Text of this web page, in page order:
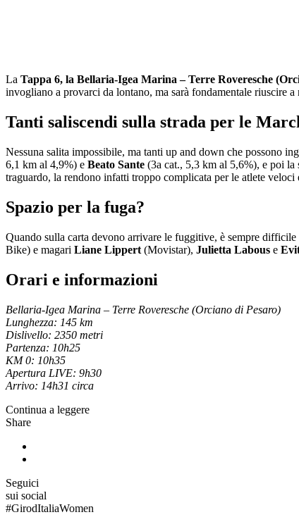
La Tappa 6, la Bellaria-Igea Marina – Terre Roveresche
invogliano a provarci da lontano, ma sarà fondamentale riuscire
Tanti saliscendi sulla strada per le
Nessuna salita impossibile, ma tanti up and down che possono
6,1 km al 4,9%) e Beato Sante (3a cat., 5,3 km al 5,6%), e poi la
traguardo, la rendono infatti troppo complicata per le atlete veloci
Spazio per la fuga?
Quando sulla carta devono arrivare le fuggitive, è sempre
Bike) e magari Liane Lippert (Movistar), Julietta Labous e
Orari e informazioni
Bellaria-Igea Marina – Terre Roveresche (Orciano di Pesaro)
Lunghezza: 145 km
Dislivello: 2350 metri
Partenza: 10h25
KM 0: 10h35
Apertura LIVE: 9h30
Arrivo: 14h31 circa
Continua a leggere
Share
Seguici
sui social
#GirodItaliaWomen